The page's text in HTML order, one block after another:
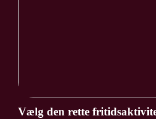
Vælg den rette